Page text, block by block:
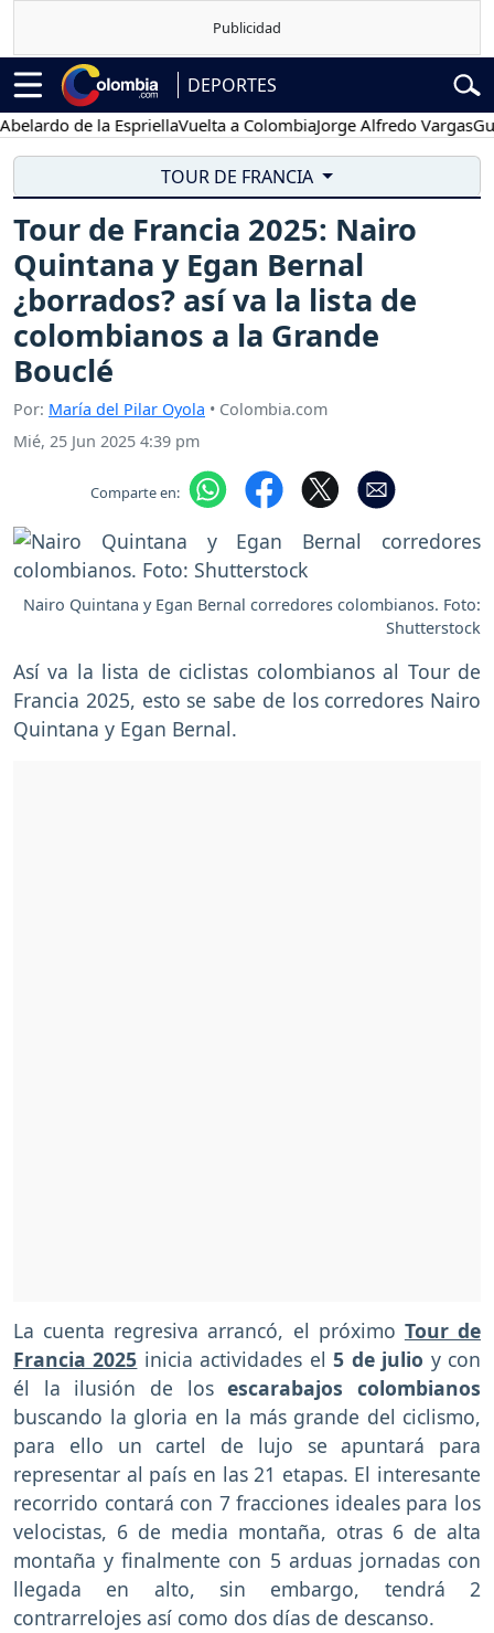
DEPORTES
de la EspriellaVuelta a ColombiaJorge Alfredo Vargas
TOUR DE FRANCIA
Tour de Francia 2025: Nairo
Quintana y Egan Bernal
¿borrados? así va la lista de
colombianos a la Grande
Bouclé
Por: María del Pilar Oyola • Colombia.com
Mié, 25 Jun 2025 4:39 pm
Comparte en:
Nairo Quintana y Egan Bernal corredores colombianos. Foto:
Shutterstock
Así va la lista de ciclistas colombianos al Tour de
Francia 2025, esto se sabe de los corredores Nairo
Quintana y Egan Bernal.
La cuenta regresiva arrancó, el próximo Tour de
Francia 2025 inicia actividades el 5 de julio y con
él la ilusión de losescarabajos colombianos
buscando la gloria en la más grande del ciclismo,
para ello un cartel de lujo se apuntará para
representar al país en las 21 etapas. El interesante
recorrido contará con 7 fracciones ideales para los
velocistas, 6 de media montaña, otras 6 de alta
montaña y finalmente con 5 arduas jornadas con
llegada en alto, sin embargo, tendrá 2
contrarrelojes así como dos días de descanso.